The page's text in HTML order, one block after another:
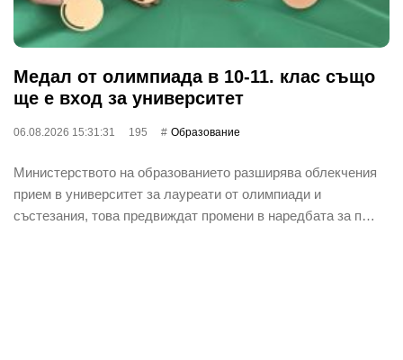
Медал от олимпиада в 10-11. клас също
ще е вход за университет
06.08.2026 15:31:31 195 Oбразование
Министерството на образованието разширява облекчения
прием в университет за лауреати от олимпиади и
състезания, това предвиждат промени в наредбата за п…